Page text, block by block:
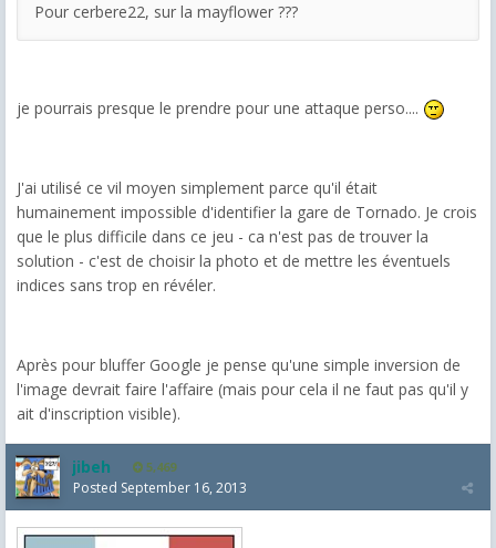
Pour cerbere22, sur la mayflower ???
je pourrais presque le prendre pour une attaque perso....
J'ai utilisé ce vil moyen simplement parce qu'il était
humainement impossible d'identifier la gare de Tornado. Je crois
que le plus difficile dans ce jeu - ca n'est pas de trouver la
solution - c'est de choisir la photo et de mettre les éventuels
indices sans trop en révéler.
Après pour bluffer Google je pense qu'une simple inversion de
l'image devrait faire l'affaire (mais pour cela il ne faut pas qu'il y
ait d'inscription visible).
jibeh 5,469
Posted September 16, 2013